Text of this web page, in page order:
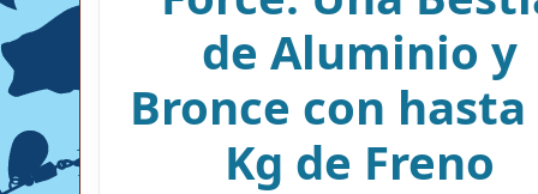
de Aluminio y
Bronce con hasta
Kg de Freno